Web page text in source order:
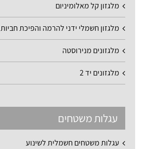
מלגזון קל מאלומיניום
מלגזון חשמלי ידני להרמה והפיכת חביות
מלגזונים מנירוסטה
מלגזונים יד 2
עגלות משטחים
עגלות משטחים חשמלית לשינוע